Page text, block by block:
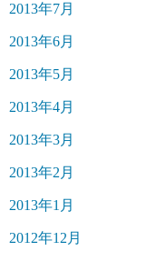
2013年7月
2013年6月
2013年5月
2013年4月
2013年3月
2013年2月
2013年1月
2012年12月